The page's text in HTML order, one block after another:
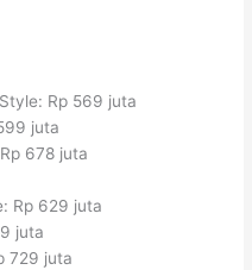
Rp 569 juta
juta
678 juta
Rp 629 juta
juta
729 juta